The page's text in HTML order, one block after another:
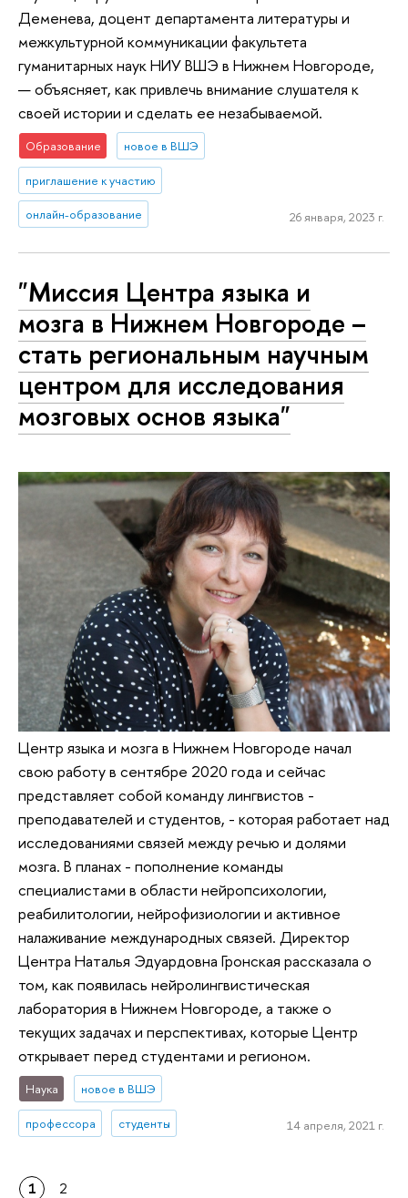
Деменева, доцент департамента литературы и
межкультурной коммуникации факультета
гуманитарных наук НИУ ВШЭ в Нижнем Новгороде,
— объясняет, как привлечь внимание слушателя к
своей истории и сделать ее незабываемой.
Образование новое в ВШЭ
приглашение к участию
онлайн-образование 26 января, 2023 г.
"Миссия Центра языка и
мозга в Нижнем Новгороде –
стать региональным научным
центром для исследования
мозговых основ языка"
Центр языка и мозга в Нижнем Новгороде начал
свою работу в сентябре 2020 года и сейчас
представляет собой команду лингвистов -
преподавателей и студентов, - которая работает над
исследованиями связей между речью и долями
мозга. В планах - пополнение команды
специалистами в области нейропсихологии,
реабилитологии, нейрофизиологии и активное
налаживание международных связей. Директор
Центра Наталья Эдуардовна Гронская рассказала о
том, как появилась нейролингвистическая
лаборатория в Нижнем Новгороде, а также о
текущих задачах и перспективах, которые Центр
открывает перед студентами и регионом.
Наука новое в ВШЭ
профессора студенты 14 апреля, 2021 г.
1 2